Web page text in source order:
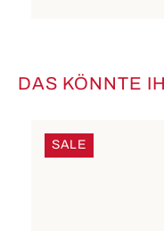
Produktgalerie
DAS KÖNNTE
SALE